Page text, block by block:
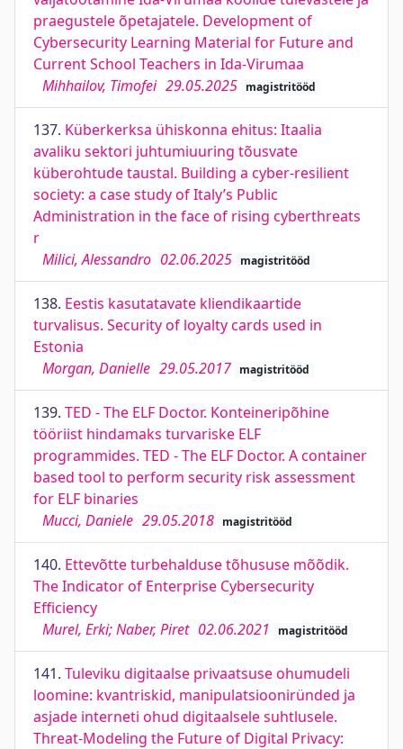
praegustele õpetajatele. Development of
Cybersecurity Learning Material for Future and
Current School Teachers in Ida-Virumaa
Mihhailov, Timofei 29.05.2025 magistritööd
137. Küberkerksa ühiskonna ehitus: Itaalia
avaliku sektori juhtumiuuring tõusvate
küberohtude taustal. Building a cyber-resilient
society: a case study of Italy’s Public
Administration in the face of rising cyberthreats
r
Milici, Alessandro 02.06.2025 magistritööd
138. Eestis kasutatavate kliendikaartide
turvalisus. Security of loyalty cards used in
Estonia
Morgan, Danielle 29.05.2017 magistritööd
139. TED - The ELF Doctor. Konteineripõhine
tööriist hindamaks turvariske ELF
programmides. TED - The ELF Doctor. A container
based tool to perform security risk assessment
for ELF binaries
Mucci, Daniele 29.05.2018 magistritööd
140. Ettevõtte turbehalduse tõhususe mõõdik.
The Indicator of Enterprise Cybersecurity
Efficiency
Murel, Erki; Naber, Piret 02.06.2021 magistritööd
141. Tuleviku digitaalse privaatsuse ohumudeli
loomine: kvantriskid, manipulatsiooniründed ja
asjade interneti ohud digitaalsele suhtlusele.
Threat-Modeling the Future of Digital Privacy: